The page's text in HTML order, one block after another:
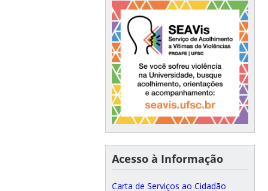
Acesso à Informação
Carta de Serviços ao Cidadão